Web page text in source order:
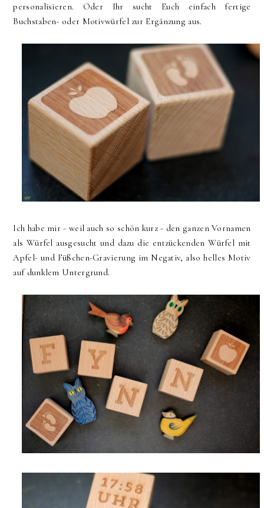
personalisieren. Oder Ihr sucht Euch einfach fertige
Buchstaben- oder Motivwürfel zur Ergänzung aus.
Ich habe mir - weil auch so schön kurz - den ganzen Vornamen
als Würfel ausgesucht und dazu die entzückenden Würfel mit
Apfel- und Füßchen-Gravierung im Negativ, also helles Motiv
auf dunklem Untergrund.